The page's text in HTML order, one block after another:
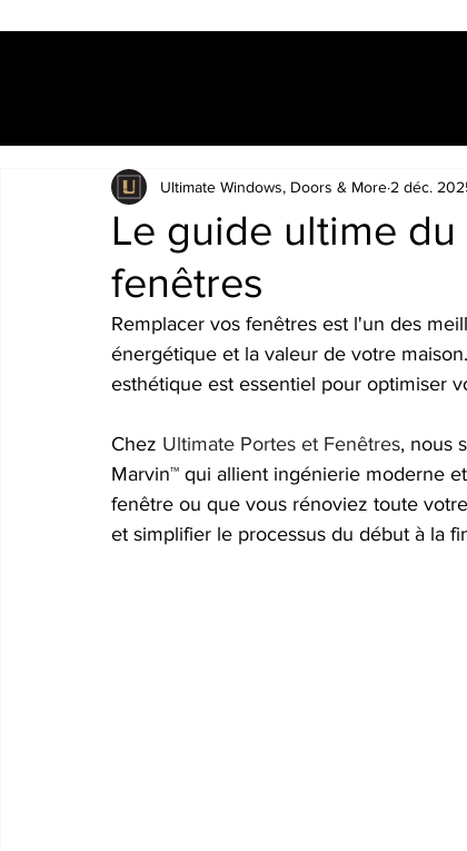
Le guide ultime
fenêtres
Ultimate Windows, Doors & More 2 déc.
Remplacer vos fenêtres est l'un des
énergétique et la valeur de votre
esthétique est essentiel pour optimiser
Chez Ultimate Portes et Fenêtres, nous
Marvin™ qui allient ingénierie moderne
fenêtre ou que vous rénoviez toute
et simplifier le processus du début à la